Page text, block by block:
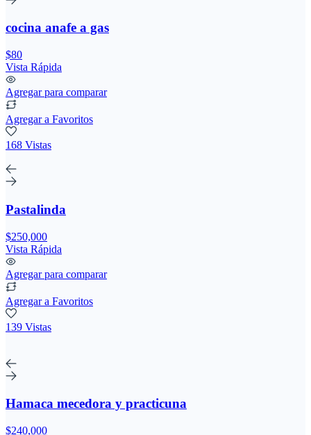
cocina anafe a gas
$80
Vista Rápida
Agregar para comparar
Agregar a Favoritos
168 Vistas
Pastalinda
$250,000
Vista Rápida
Agregar para comparar
Agregar a Favoritos
139 Vistas
Hamaca mecedora y practicuna
$240,000